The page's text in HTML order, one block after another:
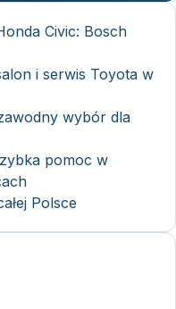
Civic: Bosch
i serwis Toyota w
wybór dla
pomoc w
Polsce